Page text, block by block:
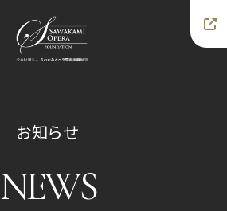
お知らせ
NEWS